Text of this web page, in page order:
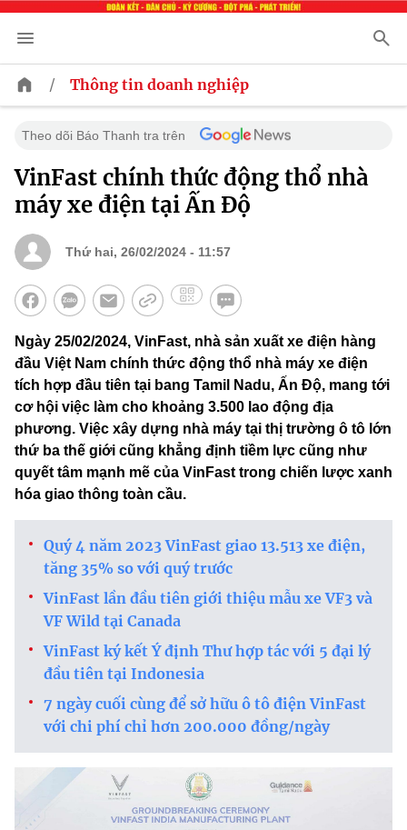
/ Thông tin doanh nghiệp
Theo dõi Báo Thanh tra trên
VinFast chính thức động thổ nhà
máy xe điện tại Ấn Độ
Thứ hai, 26/02/2024 - 11:57
Ngày 25/02/2024, VinFast, nhà sản xuất xe điện hàng
đầu Việt Nam chính thức động thổ nhà máy xe điện
tích hợp đầu tiên tại bang Tamil Nadu, Ấn Độ, mang tới
cơ hội việc làm cho khoảng 3.500 lao động địa
phương. Việc xây dựng nhà máy tại thị trường ô tô lớn
thứ ba thế giới cũng khẳng định tiềm lực cũng như
quyết tâm mạnh mẽ của VinFast trong chiến lược xanh
hóa giao thông toàn cầu.
Quý 4 năm 2023 VinFast giao 13.513 xe điện,
tăng 35% so với quý trước
VinFast lần đầu tiên giới thiệu mẫu xe VF3 và
VF Wild tại Canada
VinFast ký kết Ý định Thư hợp tác với 5 đại lý
đầu tiên tại Indonesia
7 ngày cuối cùng để sở hữu ô tô điện VinFast
với chi phí chỉ hơn 200.000 đồng/ngày